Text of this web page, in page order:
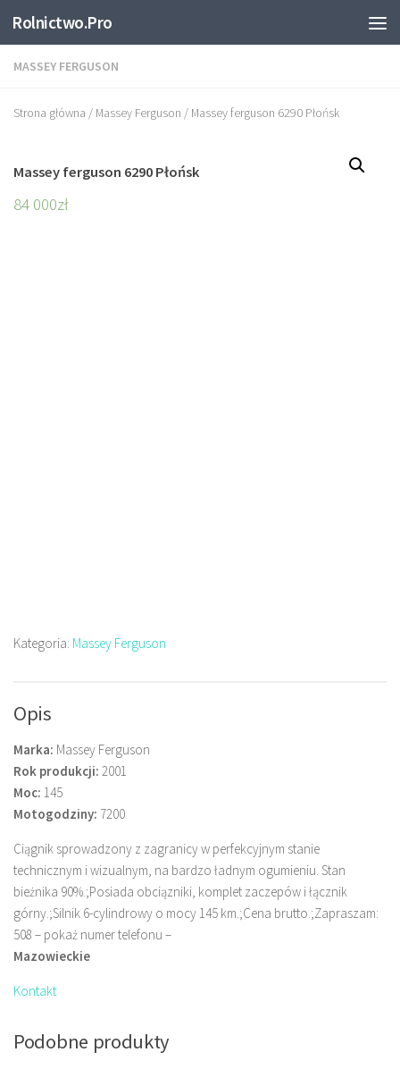
Skip to content
Rolnictwo.Pro
MASSEY FERGUSON
Strona główna / Massey Ferguson / Massey ferguson 6290 Płońsk
Massey ferguson 6290 Płońsk
84 000zł
Kategoria: Massey Ferguson
Opis
Marka: Massey Ferguson
Rok produkcji: 2001
Moc: 145
Motogodziny: 7200
Ciągnik sprowadzony z zagranicy w perfekcyjnym stanie
technicznym i wizualnym, na bardzo ładnym ogumieniu. Stan
bieżnika 90%.;Posiada obciązniki, komplet zaczepów i łącznik
górny.;Silnik 6-cylindrowy o mocy 145 km.;Cena brutto.;Zapraszam:
508 – pokaż numer telefonu –
Mazowieckie
Kontakt
Podobne produkty